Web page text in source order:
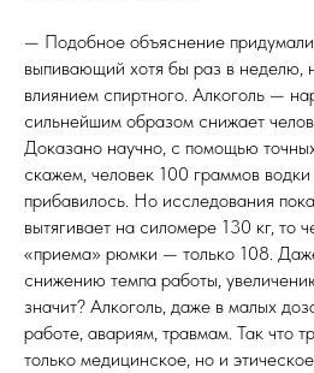
— Подобное объяснение
выпивающий хотя бы раз в неделю,
влиянием спиртного. Алкоголь —
сильнейшим образом снижает
Доказано научно, с помощью
скажем, человек 100 граммов
прибавилось. Но исследования
вытягивает на силомере 130 кг, то
«приема» рюмки — только 108.
снижению темпа работы,
значит? Алкоголь, даже в малых
работе, авариям, травмам. Так что
только медицинское, но и